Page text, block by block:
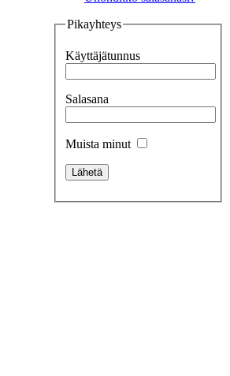
Pikayhteys
Käyttäjätunnus
Salasana
Muista minut